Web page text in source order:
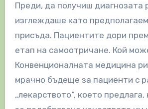
Преди, да получиш диагнозата рак,
изглеждаше като
присъда. Пациентите дори
етап на самоотричане. Кой
Конвенционалната медицина
мрачно бъдеще за пациенти с
„лекарството“, което